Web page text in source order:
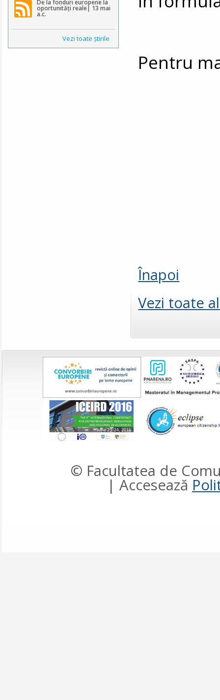
De la fonduri europene la
oportunități reale| 13 mai
a.c.
Vezi toate ştirile
Pentru
Înapoi
Vezi toate
© Facultatea de
| Accesează